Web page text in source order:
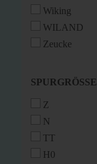
Wiking
WILAND
Zeucke
SPURGRÖSSE
SPURGRÖSSE
Z
N
TT
H0